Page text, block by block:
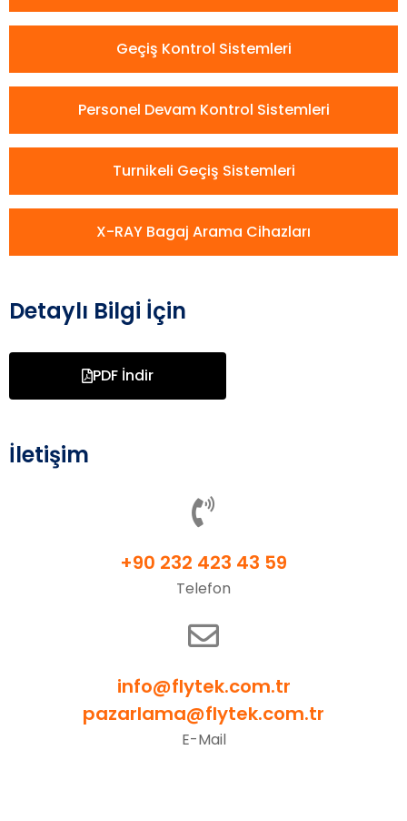
Geçiş Kontrol Sistemleri
Personel Devam Kontrol Sistemleri
Turnikeli Geçiş Sistemleri
X-RAY Bagaj Arama Cihazları
Detaylı Bilgi İçin
PDF İndir
İletişim
+90 232 423 43 59
Telefon
info@flytek.com.tr
pazarlama@flytek.com.tr
E-Mail